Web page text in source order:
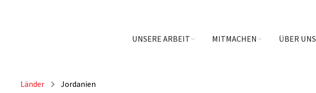
UNSERE ARBEIT MITMACHEN ÜBER UNS
Länder Jordanien